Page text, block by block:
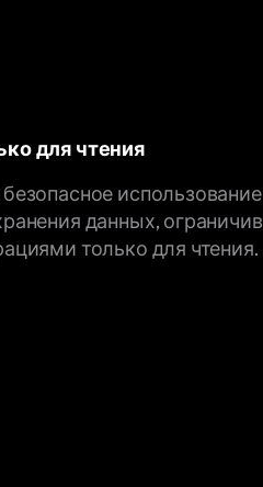
для чтения
использование
данных, ограничив
только для чтения.